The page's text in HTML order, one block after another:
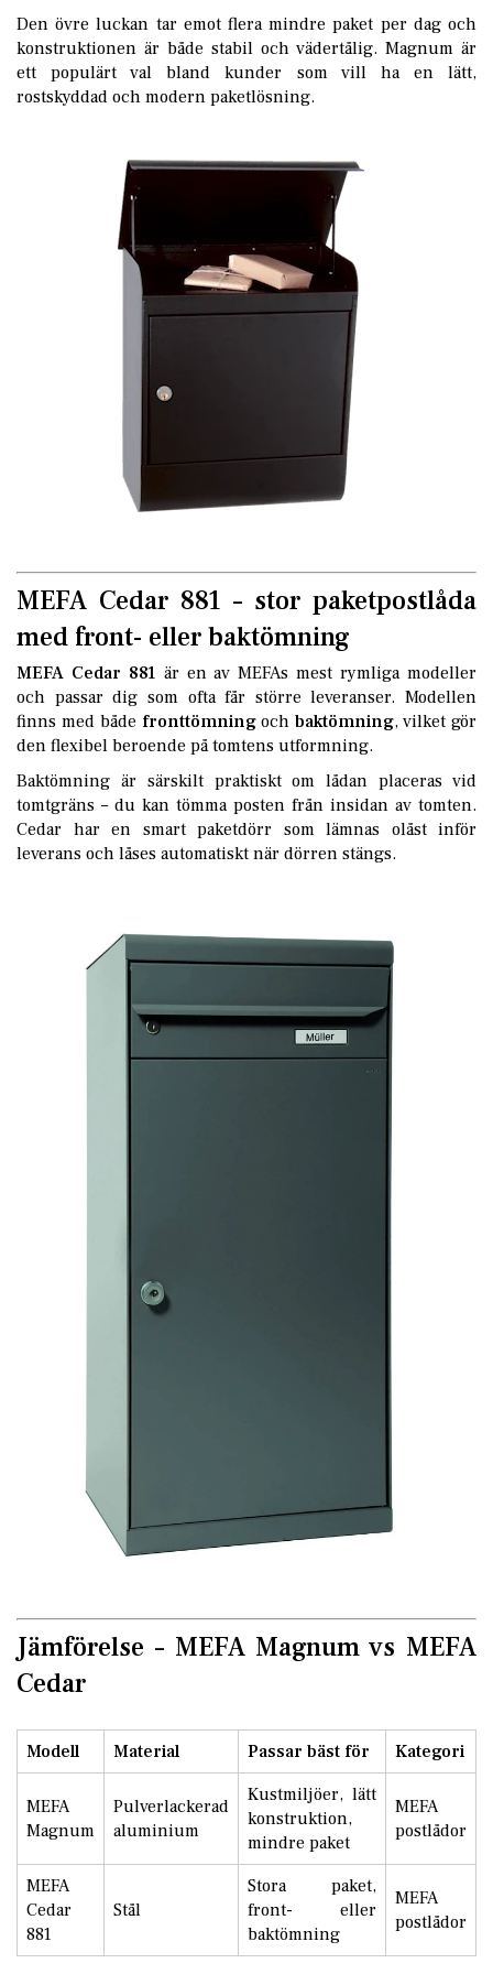
Den övre luckan tar emot flera mindre paket per dag och
konstruktionen är både stabil och vädertålig. Magnum är
ett populärt val bland kunder som vill ha en lätt,
rostskyddad och modern paketlösning.
MEFA Cedar 881 – stor paketpostlåda
med front- eller baktömning
MEFA Cedar 881 är en av MEFAs mest rymliga modeller
och passar dig som ofta får större leveranser. Modellen
finns med både fronttömningochbaktömning, vilket gör
den flexibel beroende på tomtens utformning.
Baktömning är särskilt praktiskt om lådan placeras vid
tomtgräns – du kan tömma posten från insidan av tomten.
Cedar har en smart paketdörr som lämnas olåst inför
leverans och låses automatiskt när dörren stängs.
Jämförelse – MEFA Magnum vs MEFA
Cedar
Modell Material Passar bäst för Kategori
MEFA
Magnum
Pulverlackerad
aluminium
Kustmiljöer, lätt
konstruktion,
mindre paket
MEFA
postlådor
MEFA
Cedar
881
Stål
Stora paket,
front- eller
baktömning
MEFA
postlådor